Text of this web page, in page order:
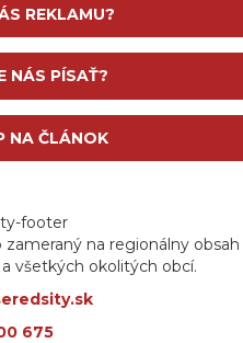
REKLAMU?
NÁS PÍSAŤ?
NA ČLÁNOK
na regionálny obsah
všetkých okolitých obcí.
675